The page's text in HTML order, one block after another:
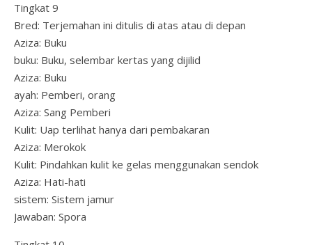
Tingkat 9
Bred: Terjemahan ini ditulis di atas atau di depan
Aziza: Buku
buku: Buku, selembar kertas yang dijilid
Aziza: Buku
ayah: Pemberi, orang
Aziza: Sang Pemberi
Kulit: Uap terlihat hanya dari pembakaran
Aziza: Merokok
Kulit: Pindahkan kulit ke gelas menggunakan sendok
Aziza: Hati-hati
sistem: Sistem jamur
Jawaban: Spora